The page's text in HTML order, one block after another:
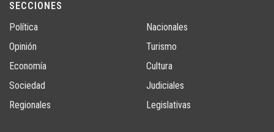
SECCIONES
Política
Opinión
Economía
Sociedad
Regionales
Nacionales
Turismo
Cultura
Judiciales
Legislativas